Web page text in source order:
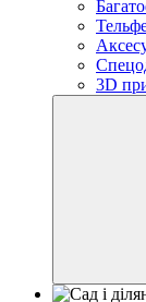
3D